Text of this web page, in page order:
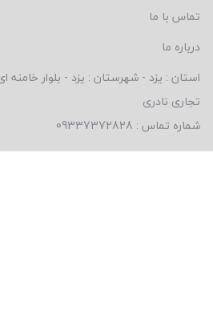
تماس با ما
درباره ما
استان : یزد - شهرستان : یزد - بلوار خامنه
تجاری نادری
شماره تماس : 09337372828